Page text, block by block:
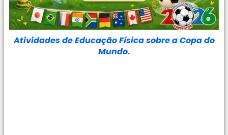
Atividades de Educação Física sobre a Copa do
Mundo.